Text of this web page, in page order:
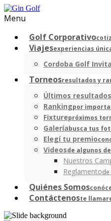
Menu
Golf Corporativo
Viajesexperiencias
Cordoba Golf
Torneosresultados y
Últimos resultados
Rankingpor
Fixturepróximos
Galeríabusca tus
Elegí tu premio
Videosde algunos
Nuestros
Reglamento
Quiénes Somos
Contáctenoste